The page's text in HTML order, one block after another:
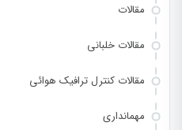
مقالات
مقالات خلبانی
مقالات کنترل ترافیک هوائی
مهمانداری